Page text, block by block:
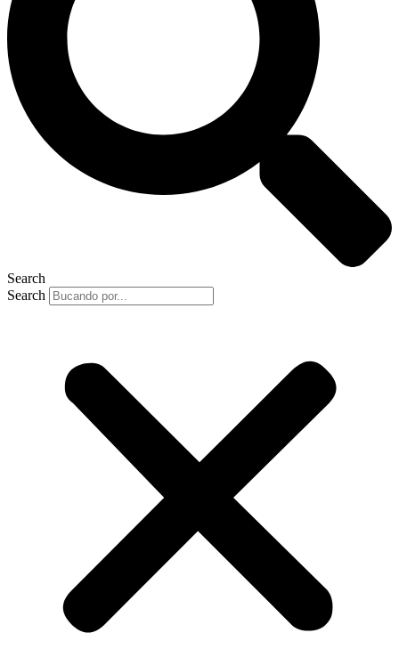
Search
Search